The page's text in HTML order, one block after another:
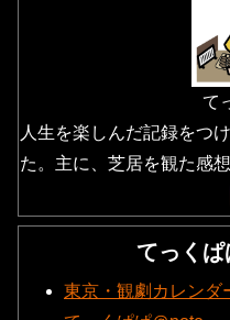
て
人生を楽しんだ記録をつ
た。主に、芝居を観た感
てっくぱ
東京・観劇カレンダ